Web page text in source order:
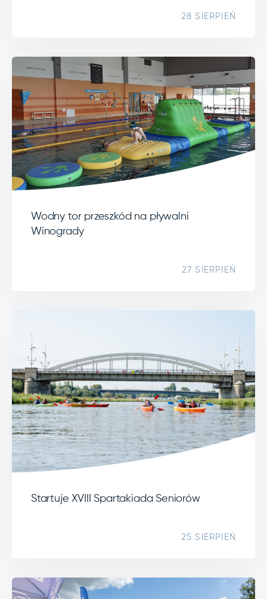
28 SIERPIEŃ
Wodny tor przeszkód na pływalni
Winogrady
27 SIERPIEŃ
Startuje XVIII Spartakiada Seniorów
25 SIERPIEŃ